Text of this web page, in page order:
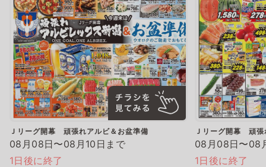
Ｊリーグ開幕 頑張れアルビ＆お盆準備
08月08日〜08月10日まで
1日後に終了
Ｊリーグ開幕 頑張
08月08日〜08
1日後に終了